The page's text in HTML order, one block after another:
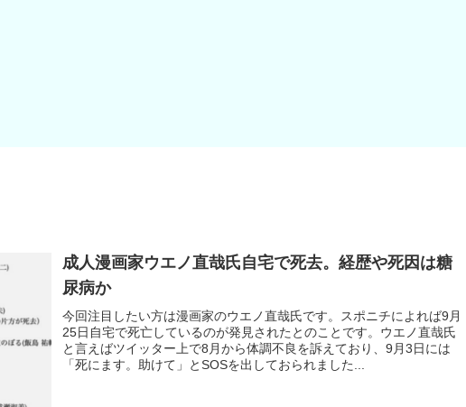
成人漫画家ウエノ直哉氏自宅で死去。経歴や死因は糖
尿病か
今回注目したい方は漫画家のウエノ直哉氏です。スポニチによれば9月
25日自宅で死亡しているのが発見されたとのことです。ウエノ直哉氏
と言えばツイッター上で8月から体調不良を訴えており、9月3日には
「死にます。助けて」とSOSを出しておられました...